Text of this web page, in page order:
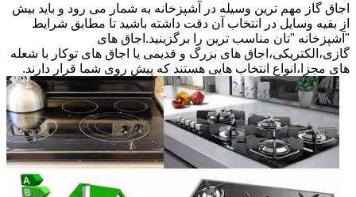
اجاق گاز مهم ترین وسیله در آشپزخانه به شمار می رود و باید بیش
از بقیه وسایل در انتخاب آن دقت داشته باشید تا مطابق شرایط
"آشپزخانه "تان مناسب ترین را برگزینید.اجاق های
گازی،الکتریکی،اجاق های بزرگ و قدیمی یا اجاق های توکار با شعله
های مجزا،انواع انتخاب هایی هستند که پیش روی شما قرار دارند.